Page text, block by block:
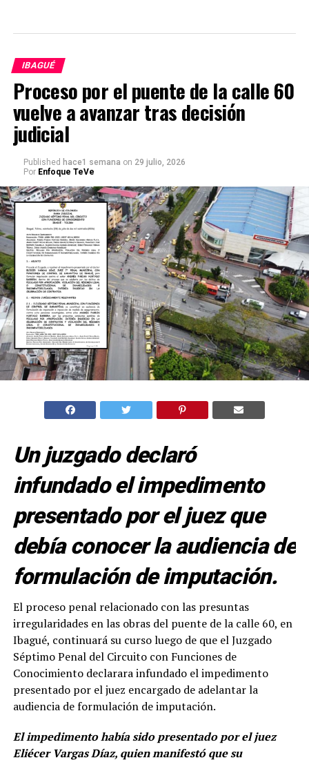
IBAGUÉ
Proceso por el puente de la calle 60
vuelve a avanzar tras decisión
judicial
Published hace1 semana on 29 julio, 2026
Por Enfoque TeVe
Un juzgado declaró
infundado el impedimento
presentado por el juez que
debía conocer la audiencia de
formulación de imputación.
El proceso penal relacionado con las presuntas
irregularidades en las obras del puente de la calle 60, en
Ibagué, continuará su curso luego de que el Juzgado
Séptimo Penal del Circuito con Funciones de
Conocimiento declarara infundado el impedimento
presentado por el juez encargado de adelantar la
audiencia de formulación de imputación.
El impedimento había sido presentado por el juez
Eliécer Vargas Díaz, quien manifestó que su